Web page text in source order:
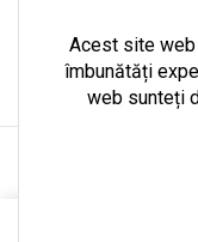
Acest site
îmbunătăți
web sunteți